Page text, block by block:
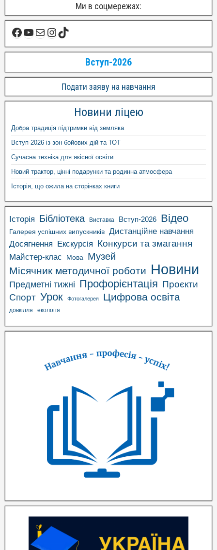
Ми в соцмережах:
Вступ-2026
Подати заяву на навчання
Новини ліцею
Добра традиція підтримки від земляка
Вступ-2026 із зон бойових дій та ТОТ
Сучасна техніка для якісної освіти
Новий трактор, цінні подарунки та родинна атмосфера
Історія, що ожила на сторінках книги
Історія Бібліотека Виставка Вступ-2026 Відео
Галерея успішних випускників Дистанційне навчання
Досягнення Екскурсія Конкурси та змагання
Майстер-клас Мова Музей
Місячник методичної роботи Новини
Предметні тижні Профорієнтація Проєкти
Спорт Урок Фотогалерея Цифрова освіта
довкілля екологія